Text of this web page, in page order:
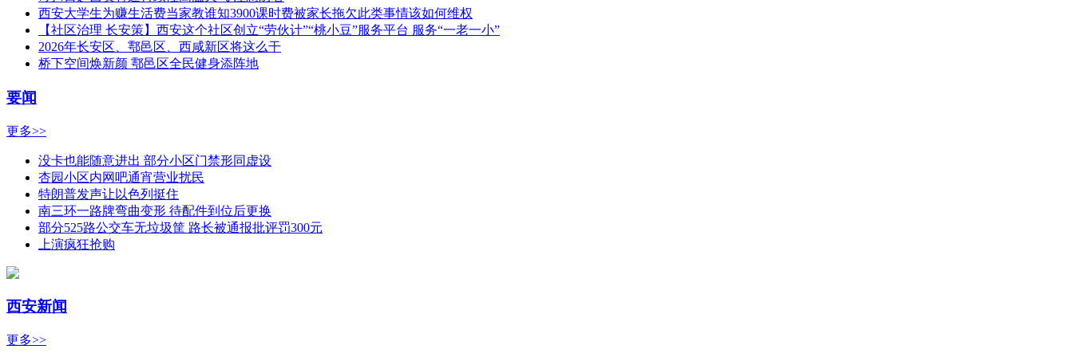
西安大学生为赚生活费当家教谁知3900课时费被家长拖欠此类事情该如何维权
【社区治理 长安策】西安这个社区创立“劳伙计”“桃小豆”服务平台 服务“一老一小”
2026年长安区、鄠邑区、西咸新区将这么干
桥下空间焕新颜 鄠邑区全民健身添阵地
要闻
更多>>
没卡也能随意进出 部分小区门禁形同虚设
杏园小区内网吧通宵营业扰民
特朗普发声让以色列挺住
南三环一路牌弯曲变形 待配件到位后更换
部分525路公交车无垃圾筐 路长被通报批评罚300元
上演疯狂抢购
西安新闻
更多>>